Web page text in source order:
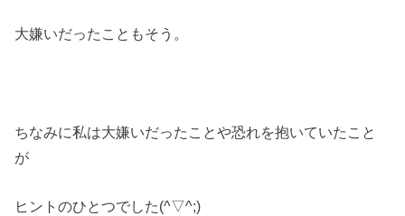
大嫌いだったこともそう。
ちなみに私は大嫌いだったことや恐れを抱いていたこと
が
ヒントのひとつでした(^▽^;)